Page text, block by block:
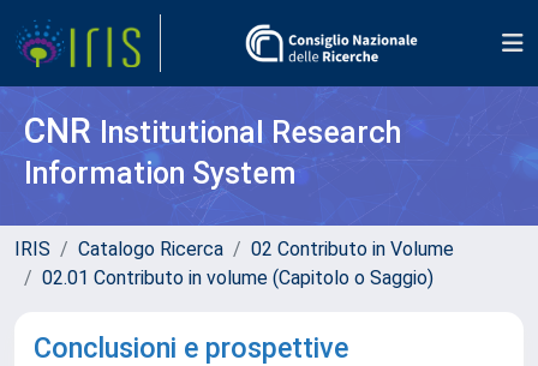
CNR Institutional Research
Information System
IRIS Catalogo Ricerca
02 Contributo in Volume
02.01 Contributo in volume (Capitolo o Saggio)
Conclusioni e prospettive